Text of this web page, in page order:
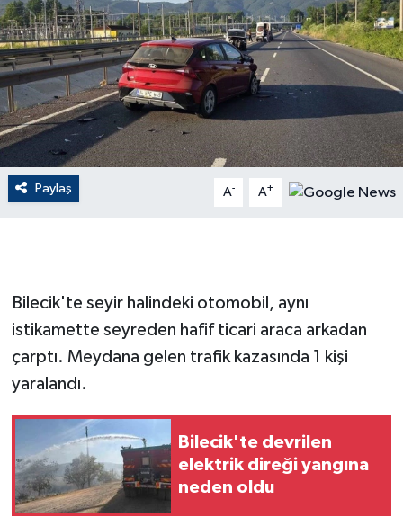
Paylaş A- A+
Bilecik'te seyir halindeki otomobil, aynı
istikamette seyreden hafif ticari araca arkadan
çarptı. Meydana gelen trafik kazasında 1 kişi
yaralandı.
Bilecik'te devrilen
elektrik direği yangına
neden oldu
Dünya
EĞİTİM
EKONOMİ
English News
Finans
GENEL
GÜNDEM
Güvenlik
HABERDE İNSAN
İNSAN